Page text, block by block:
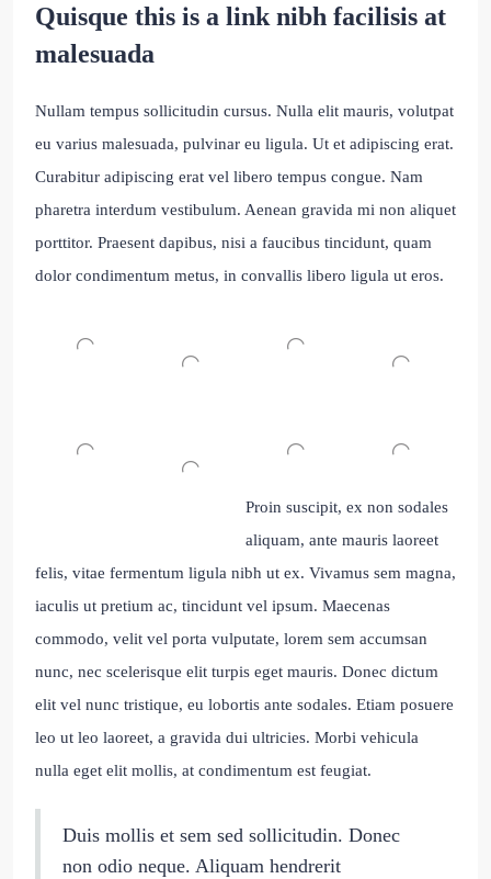
Quisque this is a link nibh facilisis at
malesuada
Nullam tempus sollicitudin cursus. Nulla elit mauris, volutpat
eu varius malesuada, pulvinar eu ligula. Ut et adipiscing erat.
Curabitur adipiscing erat vel libero tempus congue. Nam
pharetra interdum vestibulum. Aenean gravida mi non aliquet
porttitor. Praesent dapibus, nisi a faucibus tincidunt, quam
dolor condimentum metus, in convallis libero ligula ut eros.
Proin suscipit, ex non sodales
aliquam, ante mauris laoreet
felis, vitae fermentum ligula nibh ut ex. Vivamus sem magna,
iaculis ut pretium ac, tincidunt vel ipsum. Maecenas
commodo, velit vel porta vulputate, lorem sem accumsan
nunc, nec scelerisque elit turpis eget mauris. Donec dictum
elit vel nunc tristique, eu lobortis ante sodales. Etiam posuere
leo ut leo laoreet, a gravida dui ultricies. Morbi vehicula
nulla eget elit mollis, at condimentum est feugiat.
Duis mollis et sem sed sollicitudin. Donec
non odio neque. Aliquam hendrerit